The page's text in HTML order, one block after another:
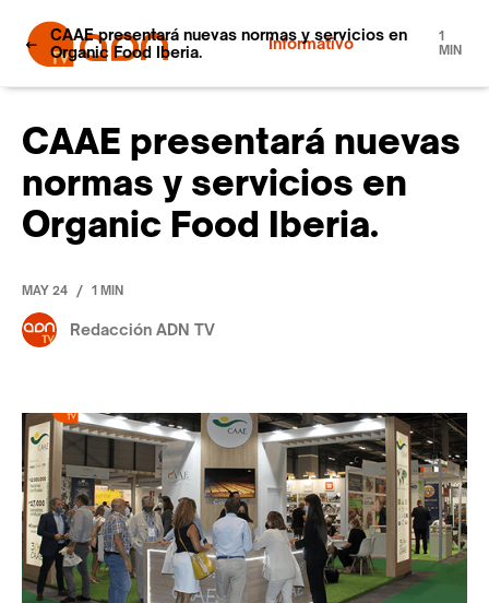
Informativo
CAAE presentará nuevas normas y servicios en
Organic Food Iberia.
1
MIN
CAAE presentará nuevas
normas y servicios en
Organic Food Iberia.
MAY 24 / 1 MIN
Redacción ADN TV